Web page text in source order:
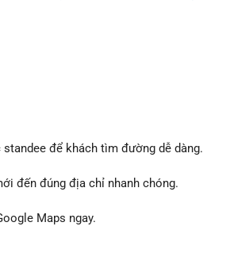
để khách tìm đường dễ dàng.
đến đúng địa chỉ nhanh chóng.
Maps ngay.